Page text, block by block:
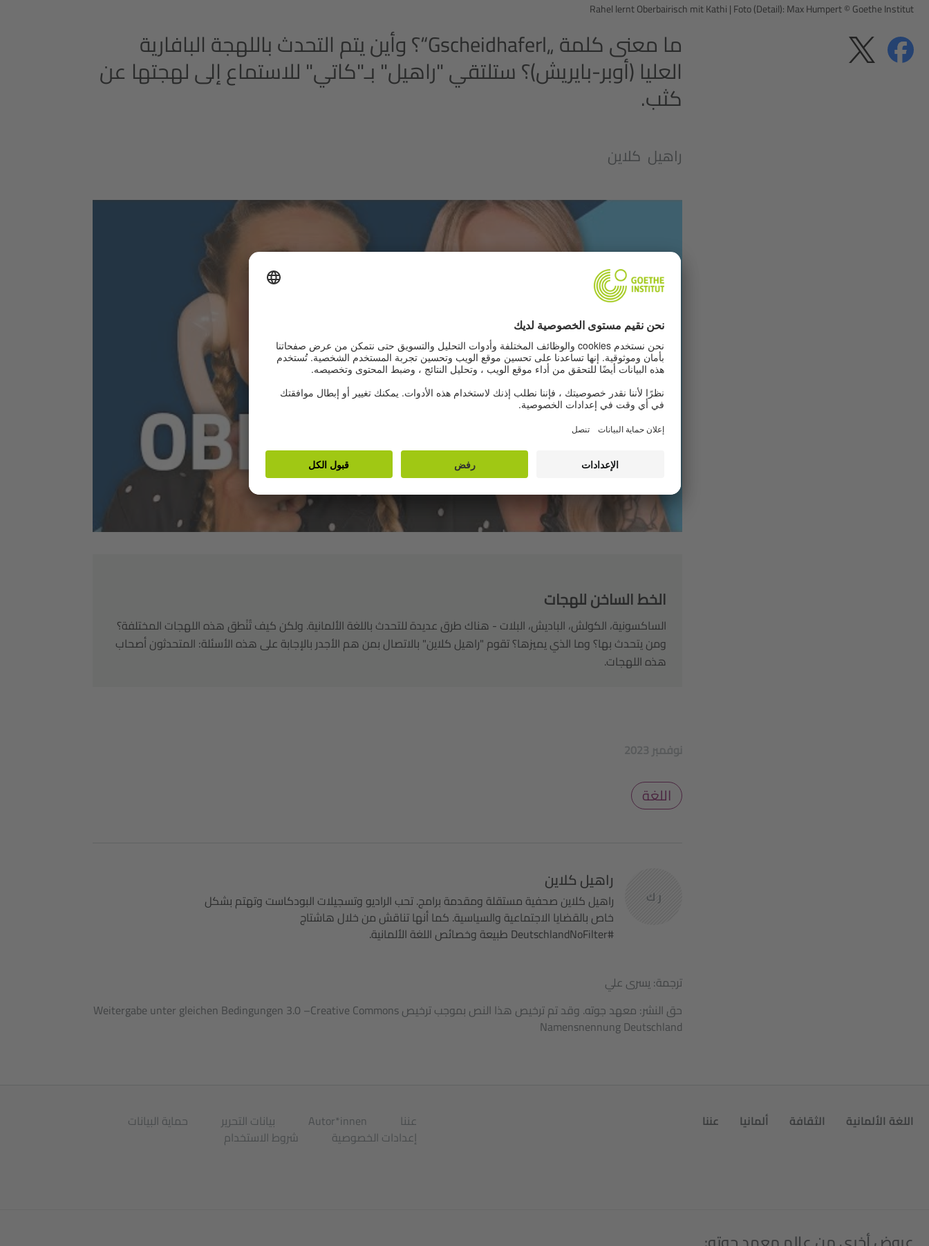
Rahel lernt Oberbairisch mit Kathi|Foto (Detail): Max Humpert © Goethe Institut
مشاركةمشاركة ما معنى كلمة „Gscheidhaferl“؟ وأين يتم التحدث باللهجة البافارية
العليا (أوبر-بايريش)؟ ستلتقي "راهيل" بـ"كاتي" للاستماع إلى لهجتها عن
كثب.
راهيل كلاين
يجمع بيانات حول نشاطك. يرجى مراجعة التفاصيل وقبول
الخدمة لمشاهدة هذا الفيديو.
معلومات اكثر
الخط الساخن للهجات
الساكسونية، الكولش، الباديش، البلات - هناك طرق عديدة للتحدث باللغة الألمانية. ولكن كيف تُنْطق هذه اللهجات المختلفة؟
ومن يتحدث بها؟ وما الذي يميزها؟ تقوم "راهيل كلاين" بالاتصال بمن هم الأجدر بالإجابة على هذه الأسئلة: المتحدثون أصحاب
هذه اللهجات.
2023 نوفمبر
اللغة
ر ك
راهيل كلاين
راهيل كلاين صحفية مستقلة ومقدمة برامج. تحب الراديو وتسجيلات البودكاست وتهتم بشكل
خاص بالقضايا الاجتماعية والسياسية. كما أنها تناقش من خلال هاشتاج
#DeutschlandNoFilter طبيعة وخصائص اللغة الألمانية.
ترجمة: يسرى علي
حق النشر: معهد جوته. وقد تم ترخيص هذا النص بموجب ترخيص Weitergabe unter gleichen Bedingungen 3.0 –Creative Commons
Namensnennung Deutschland
اللغة الألمانية الثقافة ألمانيا عننا عننا Autor*innen بيانات التحرير
حماية البيانات
إعدادات الخصوصية
شروط الاستخدام